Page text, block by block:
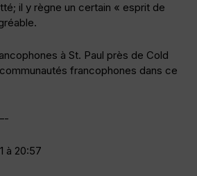
il y règne un certain « esprit de
à St. Paul près de Cold
francophones dans ce
à 20:57